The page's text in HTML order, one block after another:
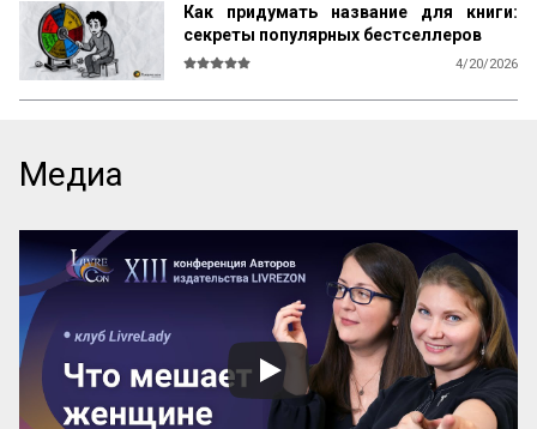
Как придумать название для книги:
секреты популярных бестселлеров
4/20/2026
название! А ведь именно название, а
вовсе не содержание, приносит книге
успех! Кто думает иначе — пусть
проведет простой эксперимент: спросит
у кого угодно, какая книга более
знаменита: про черта в городе или про
джинна в деревне? Никто вам ничего
вразумительного не скажет. Но если
поставить вопрос иначе: какая книга
более знаменита: «‎Мастер и Маргарита»
или «...
Медиа